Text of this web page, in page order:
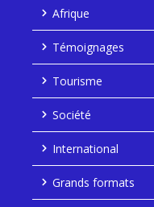
Afrique
Témoignages
Tourisme
Société
International
Grands formats